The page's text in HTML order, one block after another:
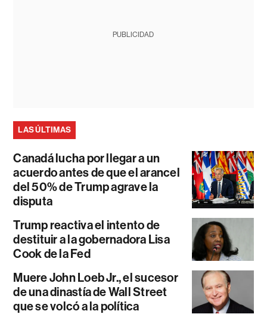
PUBLICIDAD
LAS ÚLTIMAS
Canadá lucha por llegar a un
acuerdo antes de que el arancel
del 50% de Trump agrave la
disputa
Trump reactiva el intento de
destituir a la gobernadora Lisa
Cook de la Fed
Muere John Loeb Jr., el sucesor
de una dinastía de Wall Street
que se volcó a la política